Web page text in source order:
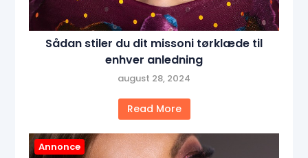
Sådan stiler du dit missoni tørklæde til
enhver anledning
august 28, 2024
Read More
Annonce